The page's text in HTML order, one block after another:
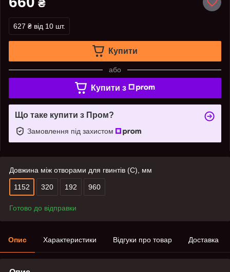
₴
627 ₴ від 10 шт.
Купити
або
Купити з
Що таке купити з Пром?
Замовлення під захистом
Довжина між отворами для гвинтів (C), мм
1152 320 192 960
Готово до відправки
Опис Характеристики Відгуки про товар Доставка